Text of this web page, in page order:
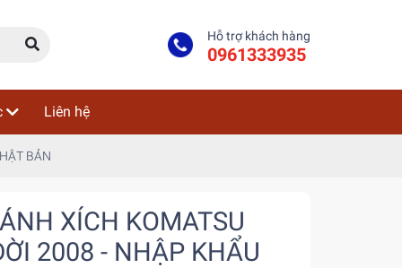
Hỗ trợ khách hàng
0961333935
Liên hệ
BẢN
XÍCH KOMATSU
2008 - NHẬP KHẨU